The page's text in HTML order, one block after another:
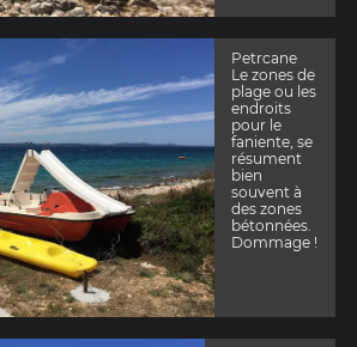
Petrcane
Le zones de
plage ou les
endroits
pour le
faniente, se
résument
bien
souvent à
des zones
bétonnées.
Dommage !